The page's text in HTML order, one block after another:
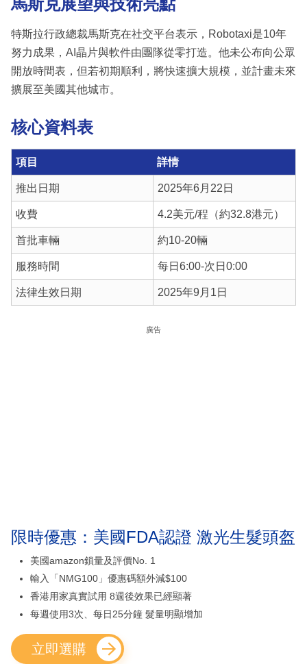
特斯拉行政總裁馬斯克在社交平台表示，Robotaxi是10年
努力成果，AI晶片與軟件由團隊從零打造。他未公布向公眾
開放時間表，但若初期順利，將快速擴大規模，並計畫未來
擴展至美國其他城市。
核心資料表
項目 詳情
推出日期 2025年6月22日
收費 4.2美元/程（約32.8港元）
首批車輛 約10-20輛
服務時間 每日6:00-次日0:00
法律生效日期 2025年9月1日
廣告
限時優惠：美國FDA認證 激光生髮頭盔
美國amazon鎖量及評價No. 1
輸入「NMG100」優惠碼額外減$100
香港用家真實試用 8週後效果已經顯著
每週使用3次、每日25分鐘 髮量明顯增加
立即選購